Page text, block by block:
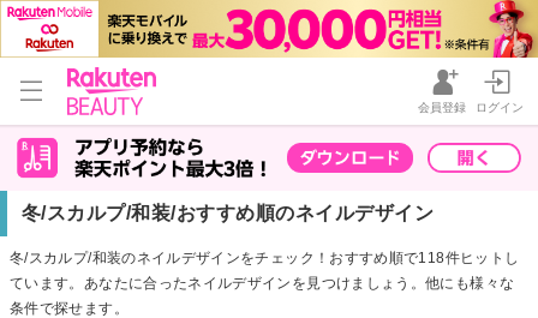
会員登録 ログイン
冬/スカルプ/和装/おすすめ順のネイルデザイン
冬/スカルプ/和装のネイルデザインをチェック！おすすめ順で118件ヒットし
ています。あなたに合ったネイルデザインを見つけましょう。他にも様々な
条件で探せます。